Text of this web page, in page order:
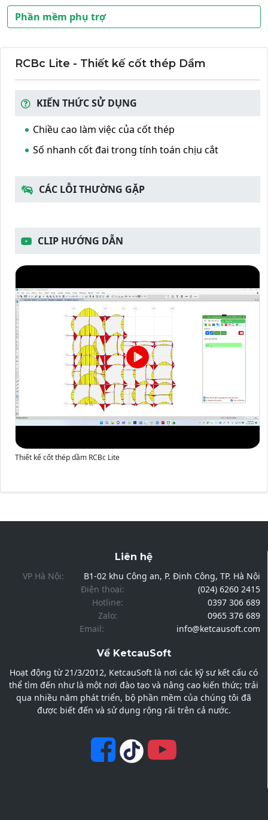
Phần mềm phụ trợ
RCBc Lite - Thiết kế cốt thép Dầm
KIẾN THỨC SỬ DỤNG
Chiều cao làm việc của cốt thép
Số nhanh cốt đai trong tính toán chịu cắt
CÁC LỖI THƯỜNG GẶP
CLIP HƯỚNG DẪN
Thiết kế cốt thép dầm RCBc Lite
Liên hệ
VP Hà Nội:
B1-02 khu Công an, P. Định Công, TP. Hà Nội
Điện thoại:
(024) 6260 2415
Hotline:
0397 306 689
Zalo:
0965 376 689
Email:
info@ketcausoft.com
Về KetcauSoft
Hoạt động từ 21/3/2012, KetcauSoft là nơi các kỹ sư kết cấu có
thể tìm đến như là một nơi đào tạo và nâng cao kiến thức; trải
qua nhiều năm phát triển, bộ phần mềm của chúng tôi đã
được biết đến và sử dụng rộng rãi trên cả nước.